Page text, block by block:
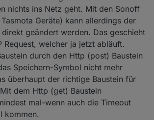
nichts ins Netz geht. Mit den Sonoff
Geräte) kann allerdings der
geändert werden. Das geschieht
Request, welcher ja jetzt abläuft.
durch den Http (post) Baustein
Speichern-Symbol nicht mehr
überhaupt der richtige Baustein für
dem Http (get) Baustein
mal-wenn auch die Timeout
kommen.